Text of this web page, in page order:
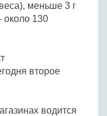
меньше 3 г
около 130
второе
водится